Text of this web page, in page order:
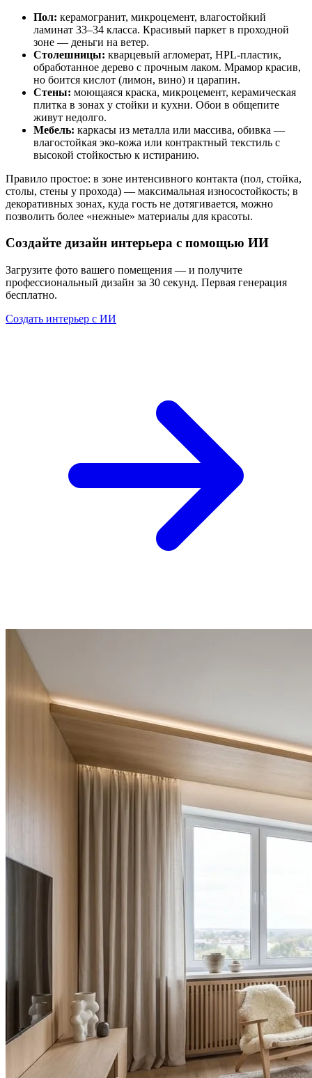
Пол: керамогранит, микроцемент, влагостойкий
ламинат 33–34 класса. Красивый паркет в проходной
зоне — деньги на ветер.
Столешницы: кварцевый агломерат, HPL-пластик,
обработанное дерево с прочным лаком. Мрамор красив,
но боится кислот (лимон, вино) и царапин.
Стены: моющаяся краска, микроцемент, керамическая
плитка в зонах у стойки и кухни. Обои в общепите
живут недолго.
Мебель: каркасы из металла или массива, обивка —
влагостойкая эко-кожа или контрактный текстиль с
высокой стойкостью к истиранию.
Правило простое: в зоне интенсивного контакта (пол, стойка,
столы, стены у прохода) — максимальная износостойкость; в
декоративных зонах, куда гость не дотягивается, можно
позволить более «нежные» материалы для красоты.
Создайте дизайн интерьера с помощью ИИ
Загрузите фото вашего помещения — и получите
профессиональный дизайн за 30 секунд. Первая генерация
бесплатно.
Создать интерьер с ИИ